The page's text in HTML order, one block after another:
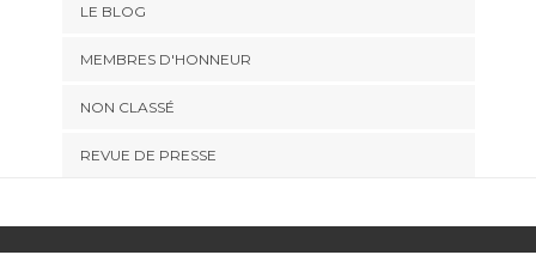
LE BLOG
MEMBRES D'HONNEUR
NON CLASSÉ
REVUE DE PRESSE